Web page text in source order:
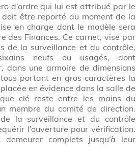
d’ordre qui lui est attribué par le
doit être reporté au moment de la
en charge dont le modèle sera
des Finances. Ce carnet, visé par
de la surveillance et du contrôle,
neufs ou usagés, dont
dans une armoire de dimensions
portant en gros caractères la
en évidence dans la salle de
clé reste entre les mains du
membre du comité de direction.
la surveillance et du contrôle
l’ouverture pour vérification.
complets jusqu’à leur